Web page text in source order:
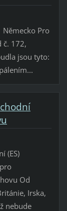
Pro
č. 172,
jsou tyto:
(ES)
Od
Irska,
nebude